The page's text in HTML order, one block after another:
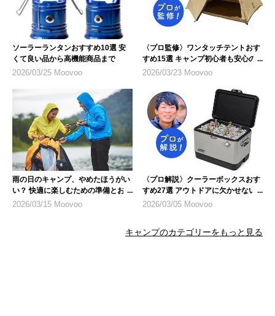
ソーラーランタンおすすめ10選 安
くて良い品から高機能商品まで
2026/03/25 Moovoo
〈プロ監修〉ワンタッチテントおす
すめ15選 キャンプ初心者も安心の
人気モデル
2026/03/23 Moovoo
雨の日のキャンプ、やめたほうがい
い？ 快適に楽しむための準備とおす
すめ商品
2026/03/15 Moovoo
〈プロ解説〉クーラーボックスおす
すめ27選 アウトドアに欠かせない
キャンプギア
2026/03/05 Moovoo
キャンプのカテゴリーをもっと見る